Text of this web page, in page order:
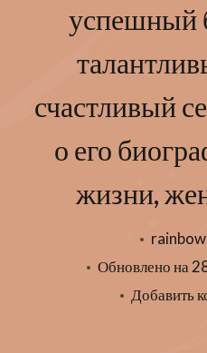
успешный
счастливый
о его
жизни,
Обновлено на
Добавить